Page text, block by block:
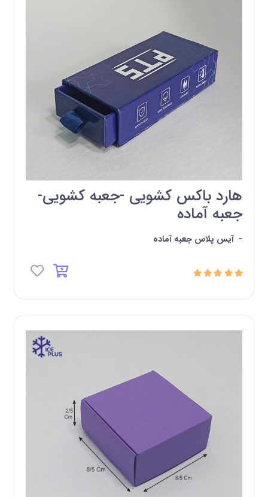
هارد باکس کشویی -جعبه کشویی-
جعبه آماده
- آیس پلاس جعبه آماده